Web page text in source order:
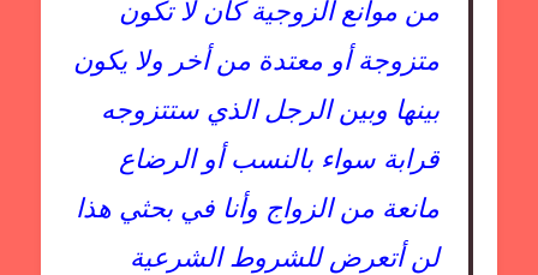
من موانع الزوجية كأن لا تكون
متزوجة أو معتدة من أخر ولا يكون
بينها وبين الرجل الذي ستتزوجه
قرابة سواء بالنسب أو الرضاع
مانعة من الزواج وأنا في بحثي هذا
لن أتعرض للشروط الشرعية